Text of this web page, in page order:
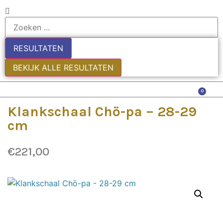
RESULTATEN
BEKIJK ALLE RESULTATEN
0
Klankschaal Chö-pa – 28-29
cm
€221,00